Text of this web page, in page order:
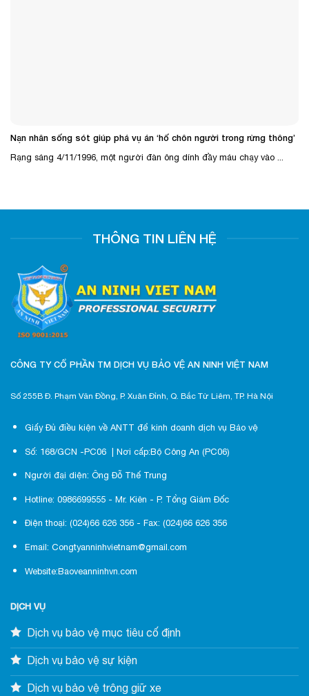
Nạn nhân sống sót giúp phá vụ án ‘hố chôn người trong rừng thông’
Rạng sáng 4/11/1996, một người đàn ông dính đầy máu chạy vào ...
THÔNG TIN LIÊN HỆ
CÔNG TY CỔ PHẦN TM DỊCH VỤ BẢO VỆ AN NINH VIỆT NAM
Số 255B Đ. Phạm Văn Đồng, P. Xuân Đỉnh, Q. Bắc Từ Liêm, TP. Hà Nội
Giấy Đủ điều kiện về ANTT để kinh doanh dịch vụ Bảo vệ
Số: 168/GCN -PC06 | Nơi cấp:Bộ Công An (PC06)
Người đại diện: Ông Đỗ Thế Trung
Hotline: 0986699555 - Mr. Kiên - P. Tổng Giám Đốc
Điện thoại: (024)66 626 356 - Fax: (024)66 626 356
Email: Congtyanninhvietnam@gmail.com
Website:Baoveanninhvn.com
DỊCH VỤ
Dịch vụ bảo vệ mục tiêu cố định
Dịch vụ bảo vệ sự kiện
Dịch vụ bảo vệ trông giữ xe